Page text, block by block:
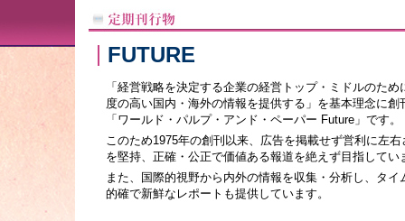
FUTURE
「経営戦略を決定する企業の経営トップ・ミドルのため
度の高い国内・海外の情報を提供する」を基本理念に創
「ワールド・パルプ・アンド・ペーパー Future」です。
このため1975年の創刊以来、広告を掲載せず営利に左
を堅持、正確・公正で価値ある報道を絶えず目指してい
また、国際的視野から内外の情報を収集・分析し、タイ
的確で新鮮なレポートも提供しています。